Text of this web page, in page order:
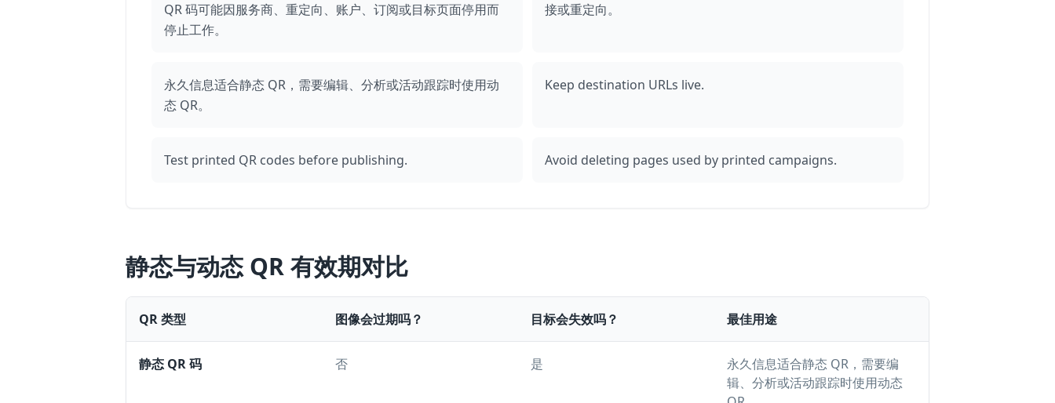
QR 码可能因服务商、重定向、账户、订阅或目标页面停用而
停止工作。
接或重定向。
永久信息适合静态 QR，需要编辑、分析或活动跟踪时使用动
态 QR。
Keep destination URLs live.
Test printed QR codes before publishing. Avoid deleting pages used by printed campaigns.
静态与动态 QR 有效期对比
QR 类型 图像会过期吗？ 目标会失效吗？ 最佳用途
静态 QR 码 否 是
永久信息适合静态 QR，需要编
辑、分析或活动跟踪时使用动态